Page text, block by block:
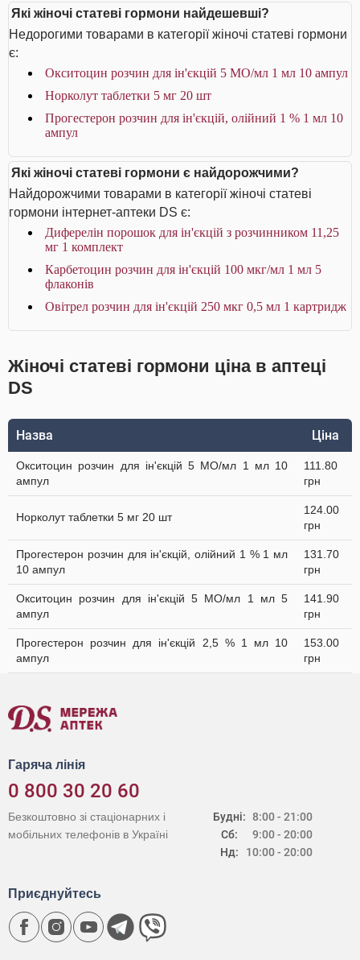
Які жіночі статеві гормони найдешевші?
Недорогими товарами в категорії жіночі статеві гормони
є:
Окситоцин розчин для ін'єкцій 5 МО/мл 1 мл 10 ампул
Норколут таблетки 5 мг 20 шт
Прогестерон розчин для ін'єкцій, олійний 1 % 1 мл 10
ампул
Які жіночі статеві гормони є найдорожчими?
Найдорожчими товарами в категорії жіночі статеві
гормони інтернет-аптеки DS є:
Диферелін порошок для ін'єкцій з розчинником 11,25
мг 1 комплект
Карбетоцин розчин для ін'єкцій 100 мкг/мл 1 мл 5
флаконів
Овітрел розчин для ін'єкцій 250 мкг 0,5 мл 1 картридж
Жіночі статеві гормони ціна в аптеці
DS
Назва Ціна
Окситоцин розчин для ін'єкцій 5 МО/мл 1 мл 10
ампул
111.80
грн
Норколут таблетки 5 мг 20 шт
124.00
грн
Прогестерон розчин для ін'єкцій, олійний 1 % 1 мл
10 ампул
131.70
грн
Окситоцин розчин для ін'єкцій 5 МО/мл 1 мл 5
ампул
141.90
грн
Прогестерон розчин для ін'єкцій 2,5 % 1 мл 10
ампул
153.00
грн
Гаряча лінія
0 800 30 20 60
Будні:
Сб:
Нд:
8:00 - 21:00
9:00 - 20:00
10:00 - 20:00
Безкоштовно зі стаціонарних і
мобільних телефонів в Україні
Приєднуйтесь